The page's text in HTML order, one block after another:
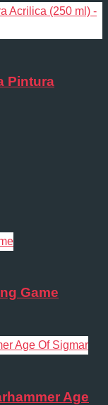
Pintura
Game
Age